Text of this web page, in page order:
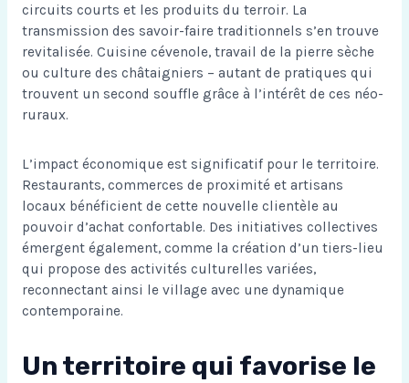
circuits courts et les produits du terroir. La
transmission des savoir-faire traditionnels s’en trouve
revitalisée. Cuisine cévenole, travail de la pierre sèche
ou culture des châtaigniers – autant de pratiques qui
trouvent un second souffle grâce à l’intérêt de ces néo-
ruraux.
L’impact économique est significatif pour le territoire.
Restaurants, commerces de proximité et artisans
locaux bénéficient de cette nouvelle clientèle au
pouvoir d’achat confortable. Des initiatives collectives
émergent également, comme la création d’un tiers-lieu
qui propose des activités culturelles variées,
reconnectant ainsi le village avec une dynamique
contemporaine.
Un territoire qui favorise le